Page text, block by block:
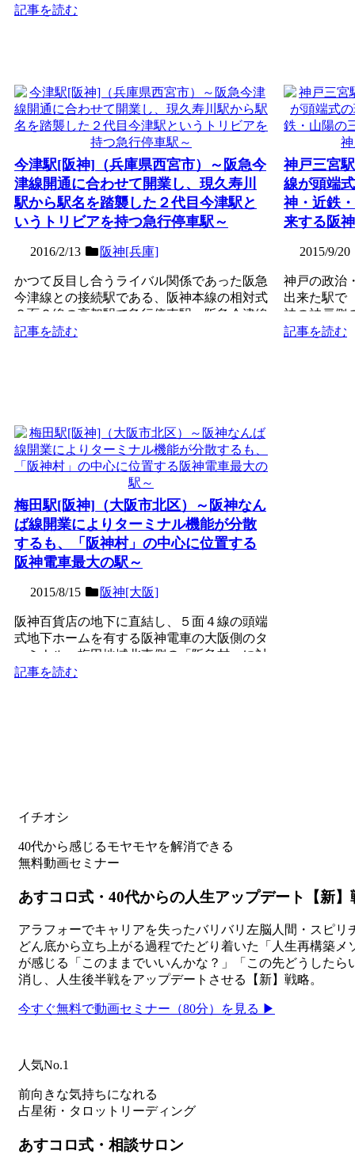
選認定駅。駅名はかつ...
記事を読む
今津駅[阪神]（兵庫県西宮市）～阪急今
津線開通に合わせて開業し、現久寿川
駅から駅名を踏襲した２代目今津駅と
いうトリビアを持つ急行停車駅～
2016/2/13 阪神[兵庫]
かつて反目し合うライバル関係であった阪急
今津線との接続駅である、阪神本線の相対式
２面２線の高架駅で急行停車駅。阪急今津線
開通に合わせて192...
記事を読む
神戸三宮
線が頭端
神・近鉄
来する阪
2015/9/20
神戸の政治
出来た駅で
神の神戸側
の地下駅。
記事を読む
梅田駅[阪神]（大阪市北区）～阪神なん
ば線開業によりターミナル機能が分散
するも、「阪神村」の中心に位置する
阪神電車最大の駅～
2015/8/15 阪神[大阪]
阪神百貨店の地下に直結し、５面４線の頭端
式地下ホームを有する阪神電車の大阪側のタ
ーミナル。梅田地域北東側の「阪急村」に対
抗するかのように、周...
記事を読む
イチオシ
40代から感じるモヤモヤを解消できる
無料動画セミナー
あすコロ式・40代からの人生アップデート【新】
アラフォーでキャリアを失ったバリバリ左脳人間・スピ
どん底から立ち上がる過程でたどり着いた「人生再構築メ
が感じる「このままでいいんかな？」「この先どうした
消し、人生後半戦をアップデートさせる【新】戦略。
今すぐ無料で動画セミナー（80分）を見る ▶
人気No.1
前向きな気持ちになれる
占星術・タロットリーディング
あすコロ式・相談サロン